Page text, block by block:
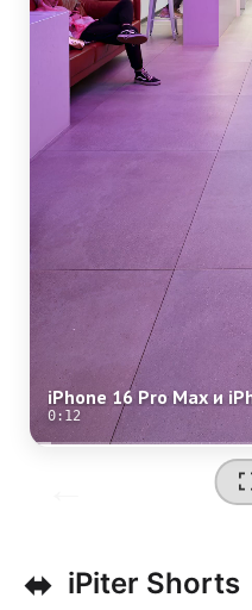
iPhone 16 Pro Max и
0:12
⬌ iPiter Shorts